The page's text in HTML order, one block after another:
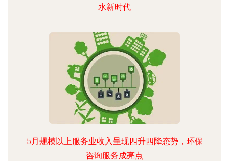
水新时代
5月规模以上服务业收入呈现四升四降态势，环保
咨询服务成亮点